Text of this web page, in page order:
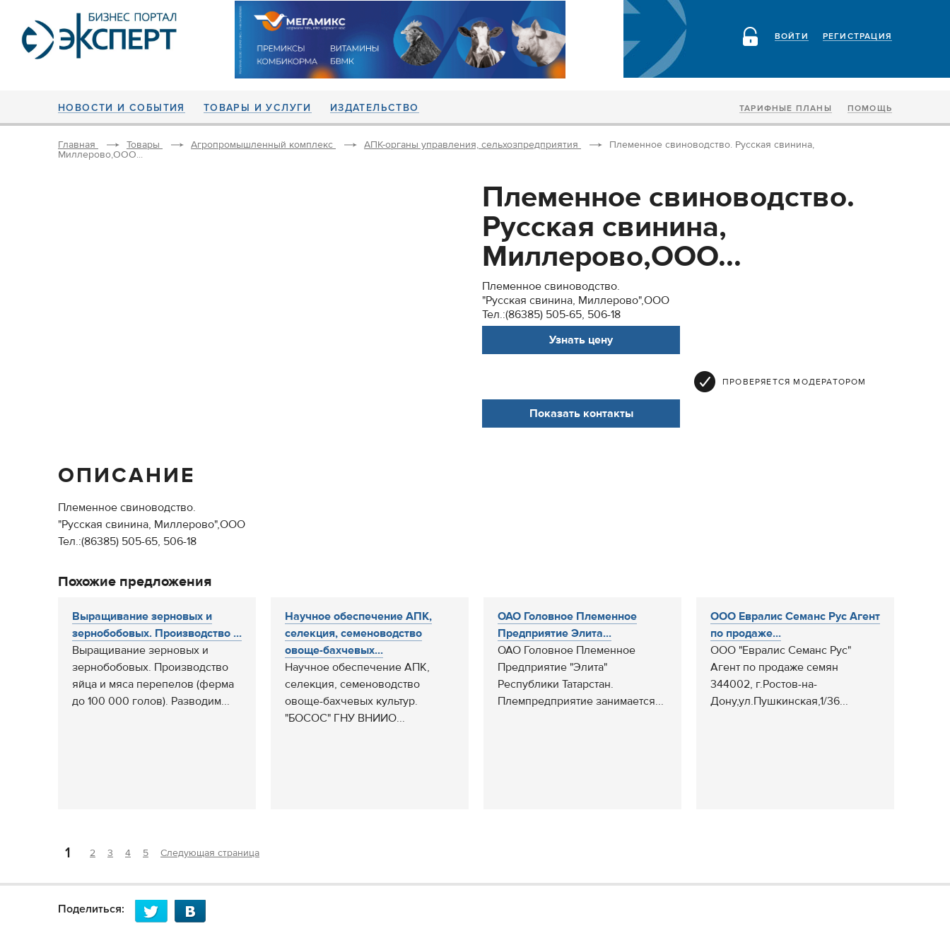
РЕГИСТРАЦИЯ
ВОЙТИ
НОВОСТИ И СОБЫТИЯ ТОВАРЫ И УСЛУГИ ИЗДАТЕЛЬСТВО ТАРИФНЫЕ ПЛАНЫ ПОМОЩЬ
Главная Товары Агропромышленный комплекс АПК-органы управления, сельхозпредприятия Племенное свиноводство. Русская свинина,
Миллерово,ООО...
Племенное свиноводство.
Русская свинина,
Миллерово,ООО...
Племенное свиноводство.
"Русская свинина, Миллерово",ООО
Тел.:(86385) 505-65, 506-18
Узнать цену
ПРОВЕРЯЕТСЯ МОДЕРАТОРОМ
Показать контакты
ОПИСАНИЕ
Племенное свиноводство.
"Русская свинина, Миллерово",ООО
Тел.:(86385) 505-65, 506-18
Похожие предложения
Выращивание зерновых и
зернобобовых. Производство ...
Выращивание зерновых и
зернобобовых. Производство
яйца и мяса перепелов (ферма
до 100 000 голов). Разводим...
Научное обеспечение АПК,
селекция, семеноводство
овоще-бахчевых...
Научное обеспечение АПК,
селекция, семеноводство
овоще-бахчевых культур.
"БОСОС" ГНУ ВНИИО...
ОАО Головное Племенное
Предприятие Элита...
ОАО Головное Племенное
Предприятие "Элита"
Республики Татарстан.
Племпредприятие занимается...
ООО Евралис Семанс Рус Агент
по продаже...
ООО "Евралис Семанс Рус"
Агент по продаже семян
344002, г.Ростов-на-
Дону,ул.Пушкинская,1/36...
1 2 3 4 5 Следующая страница
Поделиться: